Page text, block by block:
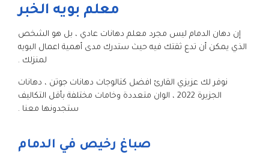
معلم بويه الخبر
إن دهان الدمام ليس مجرد معلم دهانات عادي ، بل هو الشخص
الذي يمكن أن تدع ثقتك فيه حيث ستدرك مدى أهمية اعمال البويه
لمنزلك .
نوفر لك عزيزي القارئ افضل كتالوجات دهانات جوتن ، دهانات
الجزيرة 2022 ، الوان متعددة وخامات مختلفة بأقل التكاليف
ستجدونها معنا .
صباغ رخيص في الدمام